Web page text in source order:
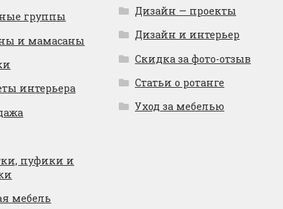
группы
и мамасаны
интерьера
пуфики и
мебель
Дизайн — проекты
Дизайн и интерьер
Скидка за фото-отзыв
Статьи о ротанге
Уход за мебелью